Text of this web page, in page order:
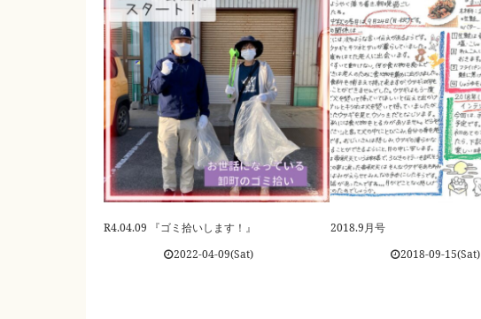
R4.04.09 『ゴミ拾いします！』
2022-04-09(Sat)
2018.9月号
2018-09-15(Sat)